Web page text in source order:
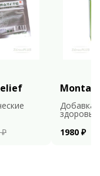
₽
Добавка
здоровья
1980 ₽